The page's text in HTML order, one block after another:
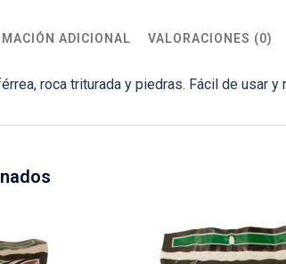
ADICIONAL VALORACIONES (0)
roca triturada y piedras. Fácil de usar y